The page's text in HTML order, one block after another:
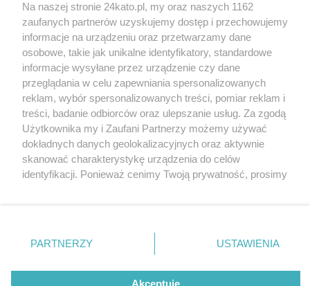
Lodowisko w Murckach
Lodowisko w Murckach to obiekt 4 razy większy od
tego na katowickim Rynku
Wydawca mediów lokalnych
Nie zapomnij
zapoznać się z:
polityką prywatności regulamin korzystania z portali
Twojemiasto
Piekary Śląskie
Chorzów
Tarnowskie Góry
Gliwice
Skontakuj sięz nami
Kontakt
Wydawca
Redakcja
Na naszej stronie 24kato.pl, my oraz naszych 1162
zaufanych partnerów uzyskujemy dostęp i przechowujemy
informacje na urządzeniu oraz przetwarzamy dane
osobowe, takie jak unikalne identyfikatory, standardowe
informacje wysyłane przez urządzenie czy dane
przeglądania w celu zapewniania spersonalizowanych
reklam, wybór spersonalizowanych treści, pomiar reklam i
treści, badanie odbiorców oraz ulepszanie usług. Za zgodą
Użytkownika my i Zaufani Partnerzy możemy używać
dokładnych danych geolokalizacyjnych oraz aktywnie
skanować charakterystykę urządzenia do celów
identyfikacji. Ponieważ cenimy Twoją prywatność, prosimy
prywatności znajdujący się w lewym dolnym rogu strony
. Niektóre rodzaje przetwarzania danych nie wymagają
zgody użytkownika, ale masz prawo sprzeciwić się
takiemu przetwarzaniu. Preferencje będą miały
PARTNERZY USTAWIENIA
Akceptuję